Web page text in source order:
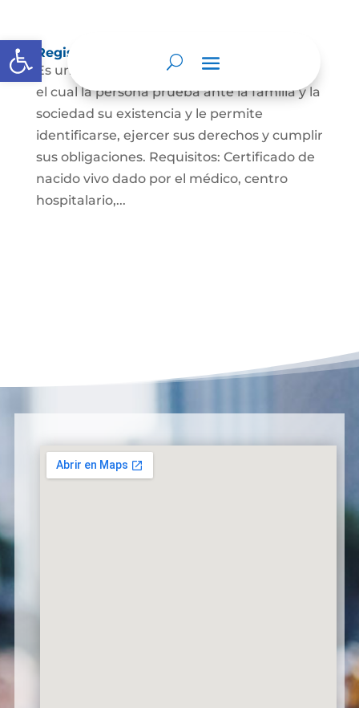
Abrir barra de herramientas
Registro Civil de Nacimiento
Es un documento indispensable mediante
el cual la persona prueba ante la familia y la
sociedad su existencia y le permite
identificarse, ejercer sus derechos y cumplir
sus obligaciones. Requisitos: Certificado de
nacido vivo dado por el médico, centro
hospitalario,...